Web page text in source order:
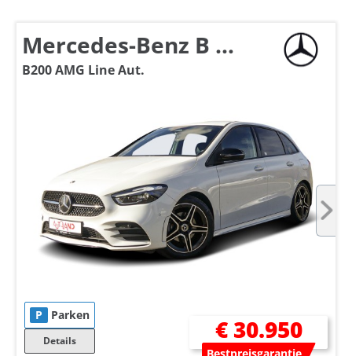
Mercedes-Benz B 200
B200 AMG Line Aut.
P Parken
Details € 30.950